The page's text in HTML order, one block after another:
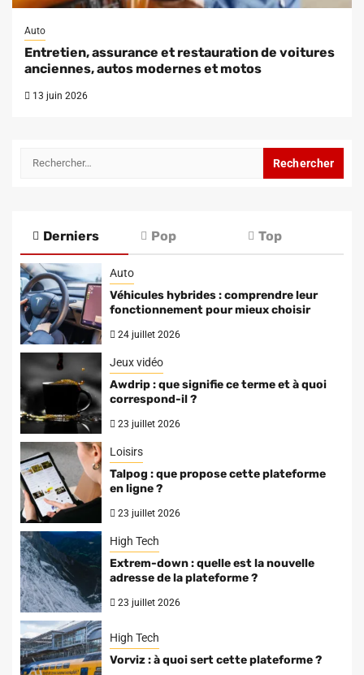
Auto
Entretien, assurance et restauration de voitures
anciennes, autos modernes et motos
13 juin 2026
Rechercher :
Derniers Pop Top
Auto
Véhicules hybrides : comprendre leur
fonctionnement pour mieux choisir
24 juillet 2026
Jeux vidéo
Awdrip : que signifie ce terme et à quoi
correspond-il ?
23 juillet 2026
Loisirs
Talpog : que propose cette plateforme
en ligne ?
23 juillet 2026
High Tech
Extrem-down : quelle est la nouvelle
adresse de la plateforme ?
23 juillet 2026
High Tech
Vorviz : à quoi sert cette plateforme ?